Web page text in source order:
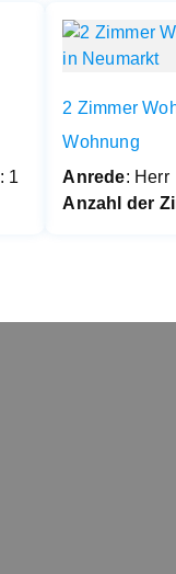
: 1
2 Zimmer
Wohnung
Anrede: Herr
Anzahl der